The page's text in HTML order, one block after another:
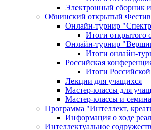
Электронный сборник
Обнинский открытый
Онлайн-турнир
Итоги открытого
Онлайн-турнир
Итоги онлайн-
Российская
Итоги
Лекции для учащихся
Мастер-классы для
Мастер-классы и
Программа "Интеллект,
Информация о ходе
Интеллектуальное